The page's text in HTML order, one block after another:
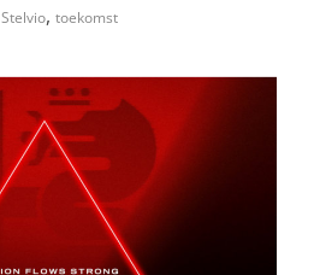
Stelvio, toekomst